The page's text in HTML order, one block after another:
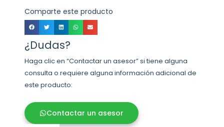
Comparte este producto
¿Dudas?
Haga clic en “Contactar un asesor” si tiene alguna
consulta o requiere alguna información adicional de
este producto:
Contactar un asesor